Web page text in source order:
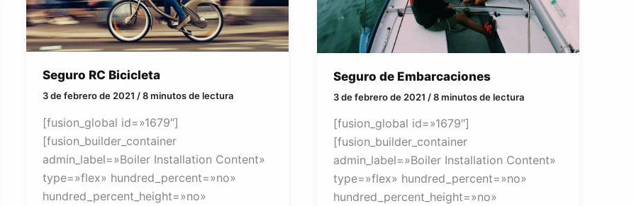
Seguro RC Bicicleta
3 de febrero de 2021 /8 minutos de lectura
[fusion_global id=»1679″]
[fusion_builder_container
admin_label=»Boiler Installation Content»
type=»flex» hundred_percent=»no»
hundred_percent_height=»no»
Seguro de Embarcaciones
3 de febrero de 2021 /8 minutos de lectura
[fusion_global id=»1679″]
[fusion_builder_container
admin_label=»Boiler Installation Content»
type=»flex» hundred_percent=»no»
hundred_percent_height=»no»